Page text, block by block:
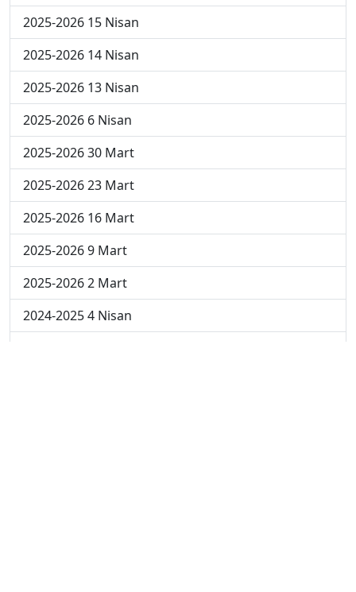
2025-2026 15 Nisan
2025-2026 14 Nisan
2025-2026 13 Nisan
2025-2026 6 Nisan
2025-2026 30 Mart
2025-2026 23 Mart
2025-2026 16 Mart
2025-2026 9 Mart
2025-2026 2 Mart
2024-2025 4 Nisan